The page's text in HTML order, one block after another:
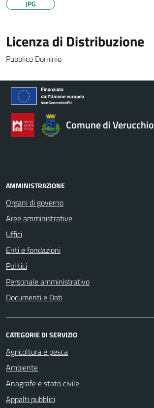
JPG
Licenza di Distribuzione
Pubblico Dominio
Comune di Verucchio
AMMINISTRAZIONE
Organi di governo
Aree amministrative
Uffici
Enti e fondazioni
Politici
Personale amministrativo
Documenti e Dati
CATEGORIE DI SERVIZIO
Agricoltura e pesca
Ambiente
Anagrafe e stato civile
Appalti pubblici